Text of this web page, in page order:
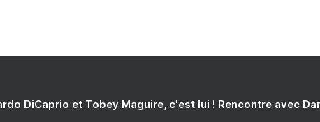
DiCaprio et Tobey Maguire, c'est lui ! Rencontre avec